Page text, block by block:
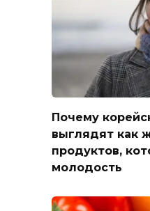
Почему
выглядят как
продуктов,
молодость